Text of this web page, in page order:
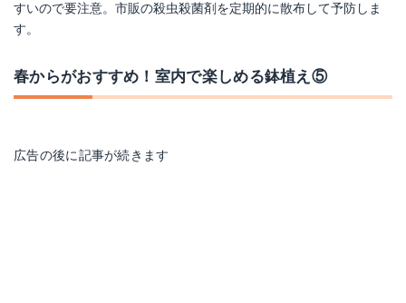
すいので要注意。市販の殺虫殺菌剤を定期的に散布して予防しま
す。
春からがおすすめ！室内で楽しめる鉢植え⑤
広告の後に記事が続きます